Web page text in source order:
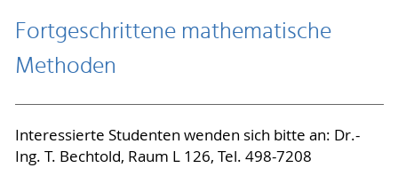
Fortgeschrittene mathematische
Methoden
Interessierte Studenten wenden sich bitte an: Dr.-
Ing. T. Bechtold, Raum L 126, Tel. 498-7208